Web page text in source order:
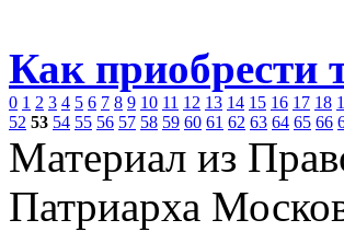
Как приобрести
0 1 2 3 4 5 6 7 8 9 10 11 12 13 14 15 16 17 18
52 53 54 55 56 57 58 59 60 61 62 63 64 65 66
Материал из
Патриарха